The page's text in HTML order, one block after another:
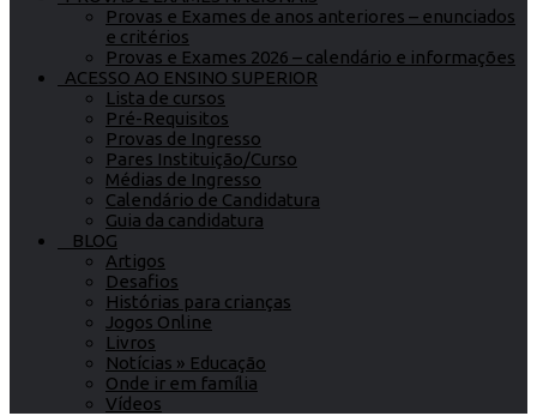
Provas e Exames de anos anteriores – enunciados
e critérios
Provas e Exames 2026 – calendário e informações
ACESSO AO ENSINO SUPERIOR
Lista de cursos
Pré-Requisitos
Provas de Ingresso
Pares Instituição/Curso
Médias de Ingresso
Calendário de Candidatura
Guia da candidatura
BLOG
Artigos
Desafios
Histórias para crianças
Jogos Online
Livros
Notícias » Educação
Onde ir em família
Vídeos